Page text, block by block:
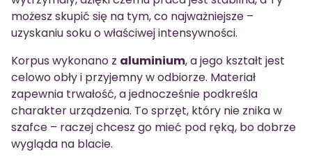
możesz skupić się na tym, co najważniejsze –
uzyskaniu soku o właściwej intensywności.
Korpus wykonano z aluminium, a jego kształt jest
celowo obły i przyjemny w odbiorze. Materiał
zapewnia trwałość, a jednocześnie podkreśla
charakter urządzenia. To sprzęt, który nie znika w
szafce – raczej chcesz go mieć pod ręką, bo dobrze
wygląda na blacie.